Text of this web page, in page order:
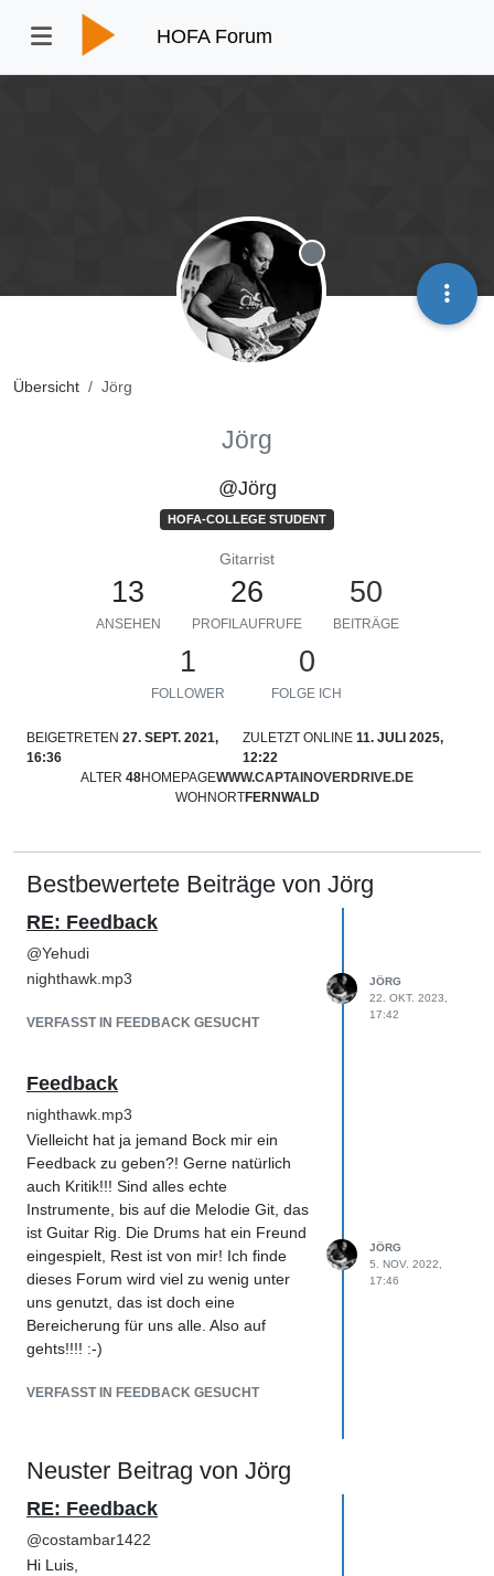
HOFA Forum
Übersicht Jörg
Offline
Jörg
@Jörg
HOFA-COLLEGE STUDENT
Gitarrist
13
ANSEHEN
26
PROFILAUFRUFE
50
BEITRÄGE
1
FOLLOWER
0
FOLGE ICH
BEIGETRETEN 27. SEPT. 2021,
16:36
ZULETZT ONLINE 11. JULI 2025,
12:22
ALTER 48HOMEPAGEWWW.CAPTAINOVERDRIVE.DE
WOHNORTFERNWALD
Bestbewertete Beiträge von Jörg
RE: Feedback
@Yehudi
nighthawk.mp3
VERFASST IN FEEDBACK GESUCHT
JÖRG
22. OKT. 2023,
17:42
Feedback
nighthawk.mp3
Vielleicht hat ja jemand Bock mir ein
Feedback zu geben?! Gerne natürlich
auch Kritik!!! Sind alles echte
Instrumente, bis auf die Melodie Git, das
ist Guitar Rig. Die Drums hat ein Freund
eingespielt, Rest ist von mir! Ich finde
dieses Forum wird viel zu wenig unter
uns genutzt, das ist doch eine
Bereicherung für uns alle. Also auf
gehts!!!! :-)
VERFASST IN FEEDBACK GESUCHT
JÖRG
5. NOV. 2022,
17:46
Neuster Beitrag von Jörg
RE: Feedback
@costambar1422
Hi Luis,